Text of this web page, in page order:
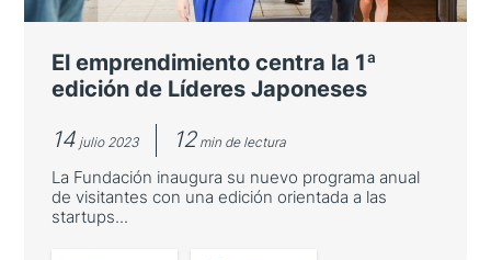
El emprendimiento centra la 1ª
edición de Líderes Japoneses
14 julio 2023 12min de lectura
La Fundación inaugura su nuevo programa anual
de visitantes con una edición orientada a las
startups...